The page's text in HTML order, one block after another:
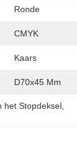
Ronde
CMYK
Kaars
D70x45 Mm
het Stopdeksel